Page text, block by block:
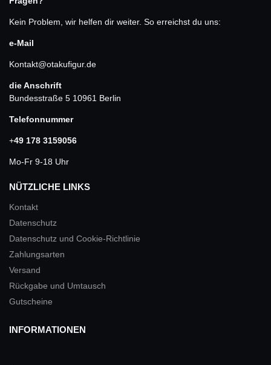
Kein Problem, wir helfen dir weiter. So erreichst du uns:
e-Mail
Kontakt@otakufigur.de
die Anschrift
Bundesstraße 5 10961 Berlin
Telefonnummer
+49 178 3159056
Mo-Fr 9-18 Uhr
NÜTZLICHE LINKS
Kontakt
Datenschutz
Datenschutz und Cookie-Richtlinie
Zahlungsarten
Versand
Rückgabe und Umtausch
Gutscheine
INFORMATIONEN